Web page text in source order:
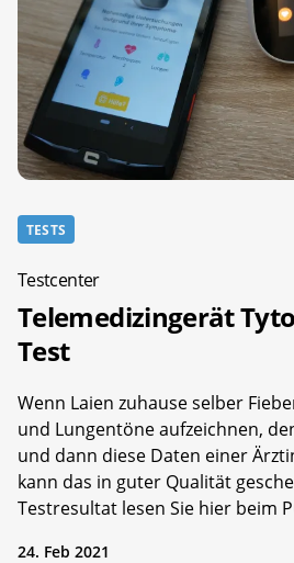
TESTS
Testcenter
Telemedizingerät
Test
Wenn Laien zuhause selber
und Lungentöne aufzeichnen,
und dann diese Daten einer
kann das in guter Qualität
Testresultat lesen Sie hier beim
24. Feb 2021